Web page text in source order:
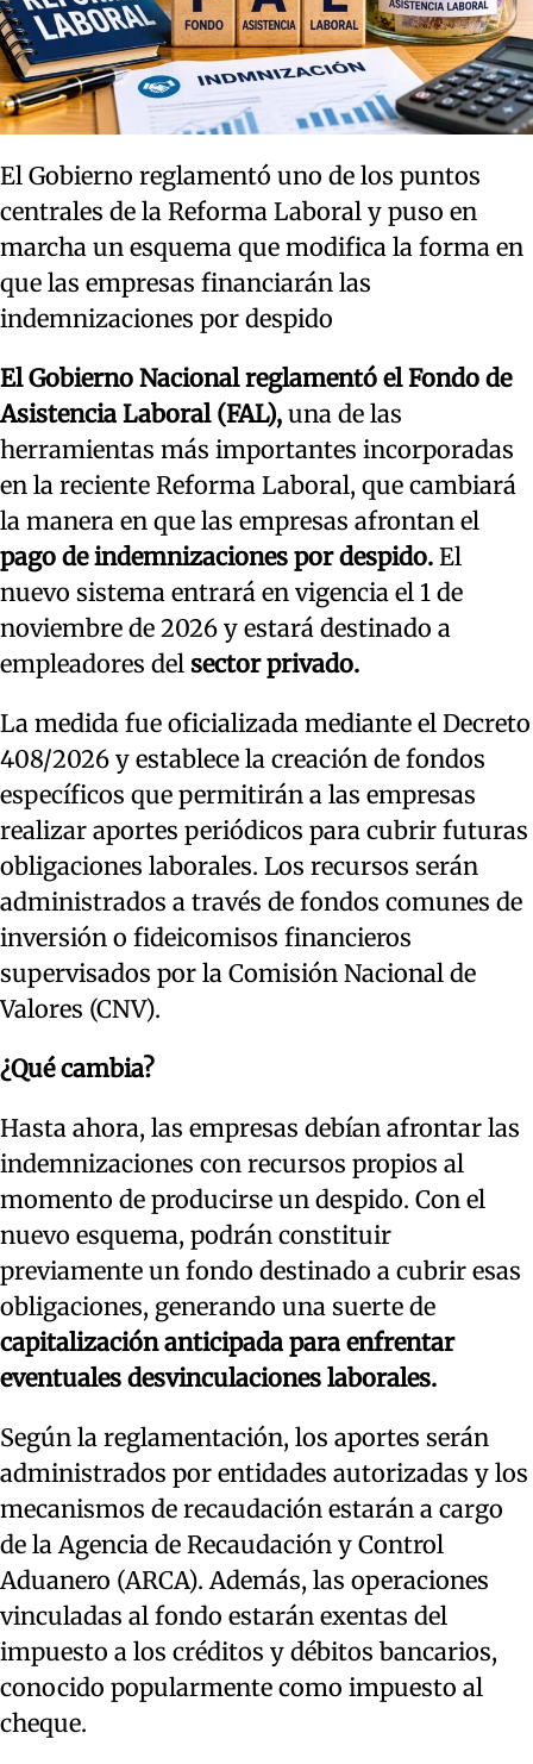
El Gobierno reglamentó uno de los puntos
centrales de la Reforma Laboral y puso en
marcha un esquema que modifica la forma en
que las empresas financiarán las
indemnizaciones por despido
El Gobierno Nacional reglamentó el Fondo de
Asistencia Laboral (FAL), una de las
herramientas más importantes incorporadas
en la reciente Reforma Laboral, que cambiará
la manera en que las empresas afrontan el
pago de indemnizaciones por despido. El
nuevo sistema entrará en vigencia el 1 de
noviembre de 2026 y estará destinado a
empleadores del sector privado.
La medida fue oficializada mediante el Decreto
408/2026 y establece la creación de fondos
específicos que permitirán a las empresas
realizar aportes periódicos para cubrir futuras
obligaciones laborales. Los recursos serán
administrados a través de fondos comunes de
inversión o fideicomisos financieros
supervisados por la Comisión Nacional de
Valores (CNV).
¿Qué cambia?
Hasta ahora, las empresas debían afrontar las
indemnizaciones con recursos propios al
momento de producirse un despido. Con el
nuevo esquema, podrán constituir
previamente un fondo destinado a cubrir esas
obligaciones, generando una suerte de
capitalización anticipada para enfrentar
eventuales desvinculaciones laborales.
Según la reglamentación, los aportes serán
administrados por entidades autorizadas y los
mecanismos de recaudación estarán a cargo
de la Agencia de Recaudación y Control
Aduanero (ARCA). Además, las operaciones
vinculadas al fondo estarán exentas del
impuesto a los créditos y débitos bancarios,
conocido popularmente como impuesto al
cheque.